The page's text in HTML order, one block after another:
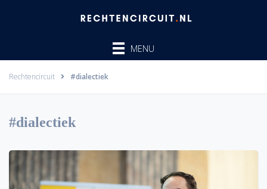
MENU
Rechtencircuit #dialectiek
#dialectiek